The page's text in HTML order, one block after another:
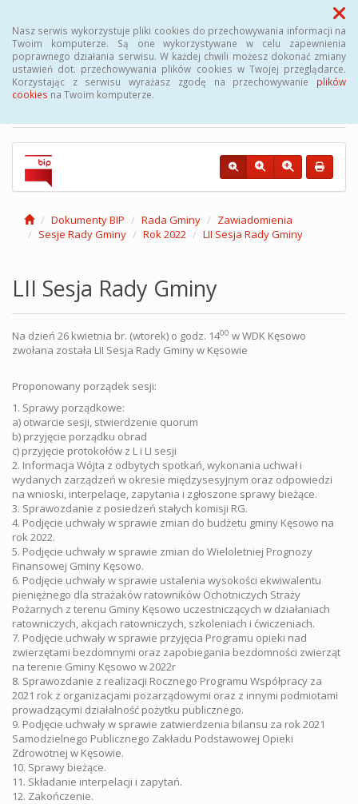
Nasz serwis wykorzystuje pliki cookies do przechowywania informacji na
Twoim komputerze. Są one wykorzystywane w celu zapewnienia
poprawnego działania serwisu. W każdej chwili możesz dokonać zmiany
ustawień dot. przechowywania plików cookies w Twojej przeglądarce.
Korzystając z serwisu wyrażasz zgodę na przechowywanie plików
cookies na Twoim komputerze.
Menu
Biuletyn Informacji
Publicznej Gminy Kęsowo
Dokumenty BIP Rada Gminy
Zawiadomienia
Sesje Rady Gminy
Rok 2022 LII Sesja Rady Gminy
LII Sesja Rady Gminy
Na dzień 26 kwietnia br. (wtorek) o godz. 1400 w WDK Kęsowo
zwołana została LII Sesja Rady Gminy w Kęsowie
Proponowany porządek sesji:
1. Sprawy porządkowe:
a) otwarcie sesji, stwierdzenie quorum
b) przyjęcie porządku obrad
c) przyjęcie protokołów z L i LI sesji
2. Informacja Wójta z odbytych spotkań, wykonania uchwał i
wydanych zarządzeń w okresie międzysesyjnym oraz odpowiedzi
na wnioski, interpelacje, zapytania i zgłoszone sprawy bieżące.
3. Sprawozdanie z posiedzeń stałych komisji RG.
4. Podjęcie uchwały w sprawie zmian do budżetu gminy Kęsowo na
rok 2022.
5. Podjęcie uchwały w sprawie zmian do Wieloletniej Prognozy
Finansowej Gminy Kęsowo.
6. Podjęcie uchwały w sprawie ustalenia wysokości ekwiwalentu
pieniężnego dla strażaków ratowników Ochotniczych Straży
Pożarnych z terenu Gminy Kęsowo uczestniczących w działaniach
ratowniczych, akcjach ratowniczych, szkoleniach i ćwiczeniach.
7. Podjęcie uchwały w sprawie przyjęcia Programu opieki nad
zwierzętami bezdomnymi oraz zapobiegania bezdomności zwierząt
na terenie Gminy Kęsowo w 2022r
8. Sprawozdanie z realizacji Rocznego Programu Współpracy za
2021 rok z organizacjami pozarządowymi oraz z innymi podmiotami
prowadzącymi działalność pożytku publicznego.
9. Podjęcie uchwały w sprawie zatwierdzenia bilansu za rok 2021
Samodzielnego Publicznego Zakładu Podstawowej Opieki
Zdrowotnej w Kęsowie.
10. Sprawy bieżące.
11. Składanie interpelacji i zapytań.
12. Zakończenie.